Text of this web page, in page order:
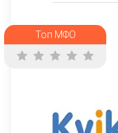
Топ МФО